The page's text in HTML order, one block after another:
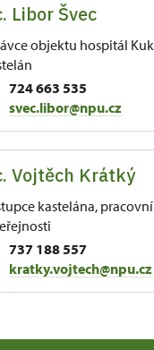
Libor Švec
objektu hospitál
724 663 535
svec.libor@npu.cz
81 54443
ve věcech správy
o konání kulturní či
obřadu a podobně.
Vojtěch Krátký
kastelána,
737 188 557
kratky.vojtech@npu.cz
81 54443